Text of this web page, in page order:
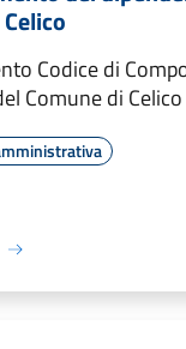
Codice di
Comune di Celico